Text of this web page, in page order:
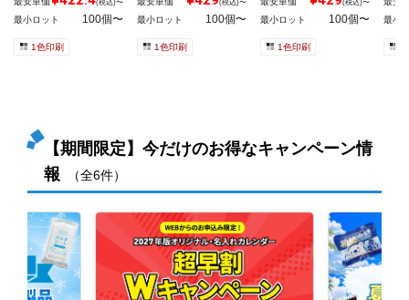
(税込)〜
最小ロット 100個〜
1色印刷
(税込)〜
最小ロット 100個〜
1色印刷
(税込)〜
最小ロット 100個〜
1色印刷
最小
【期間限定】今だけのお得なキャンペーン情
報
（全6件）